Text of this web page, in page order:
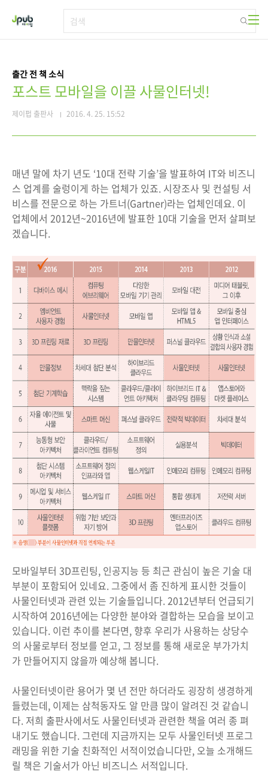
출간 전 책 소식
포스트 모바일을 이끌 사물인터넷!
제이펍 출판사 2016. 4. 25. 15:52
매년 말에 차기 년도 ‘10대 전략 기술’을 발표하여 IT와 비즈니
스 업계를 술렁이게 하는 업체가 있죠. 시장조사 및 컨설팅 서
비스를 전문으로 하는 가트너(Gartner)라는 업체인데요. 이
업체에서 2012년~2016년에 발표한 10대 기술을 먼저 살펴보
겠습니다.
모바일부터 3D프린팅, 인공지능 등 최근 관심이 높은 기술 대
부분이 포함되어 있네요. 그중에서 좀 진하게 표시한 것들이
사물인터넷과 관련 있는 기술들입니다. 2012년부터 언급되기
시작하여 2016년에는 다양한 분야와 결합하는 모습을 보이고
있습니다. 이런 추이를 본다면, 향후 우리가 사용하는 상당수
의 사물로부터 정보를 얻고, 그 정보를 통해 새로운 부가가치
가 만들어지지 않을까 예상해 봅니다.
사물인터넷이란 용어가 몇 년 전만 하더라도 굉장히 생경하게
들렸는데, 이제는 삼척동자도 알 만큼 많이 알려진 것 같습니
다. 저희 출판사에서도 사물인터넷과 관련한 책을 여러 종 펴
내기도 했습니다. 그런데 지금까지는 모두 사물인터넷 프로그
래밍을 위한 기술 친화적인 서적이었습니다만, 오늘 소개해드
릴 책은 기술서가 아닌 비즈니스 서적입니다.